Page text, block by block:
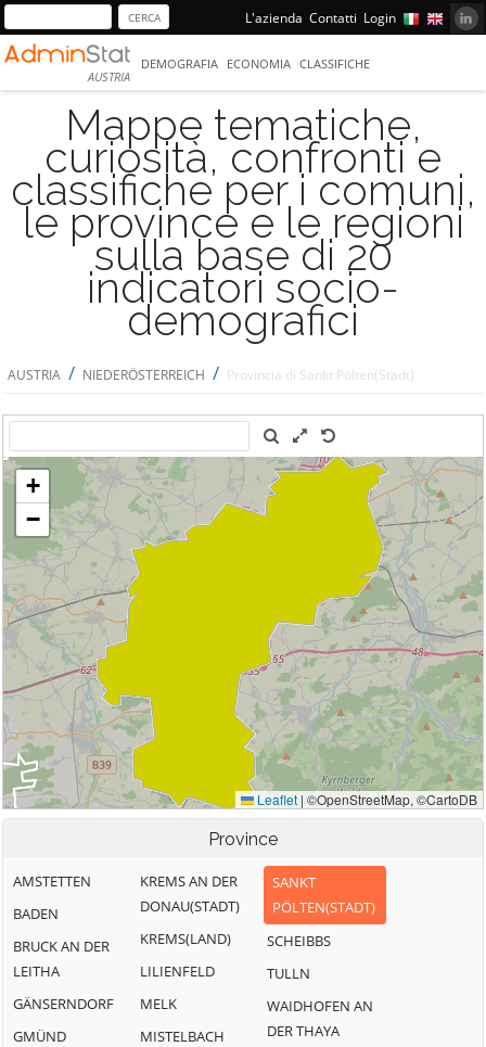
L'azienda Contatti Login
AUSTRIA
DEMOGRAFIA ECONOMIA CLASSIFICHE
Mappe tematiche,
curiosità, confronti e
classifiche per i comuni,
le province e le regioni
sulla base di 20
indicatori socio-
demografici
AUSTRIA / NIEDERÖSTERREICH / Provincia di Sankt Pölten(Stadt)
Province
AMSTETTEN
BADEN
BRUCK AN DER
LEITHA
GÄNSERNDORF
GMÜND
KREMS AN DER
DONAU(STADT)
KREMS(LAND)
LILIENFELD
MELK
MISTELBACH
SANKT
PÖLTEN(STADT)
SCHEIBBS
TULLN
WAIDHOFEN AN
DER THAYA